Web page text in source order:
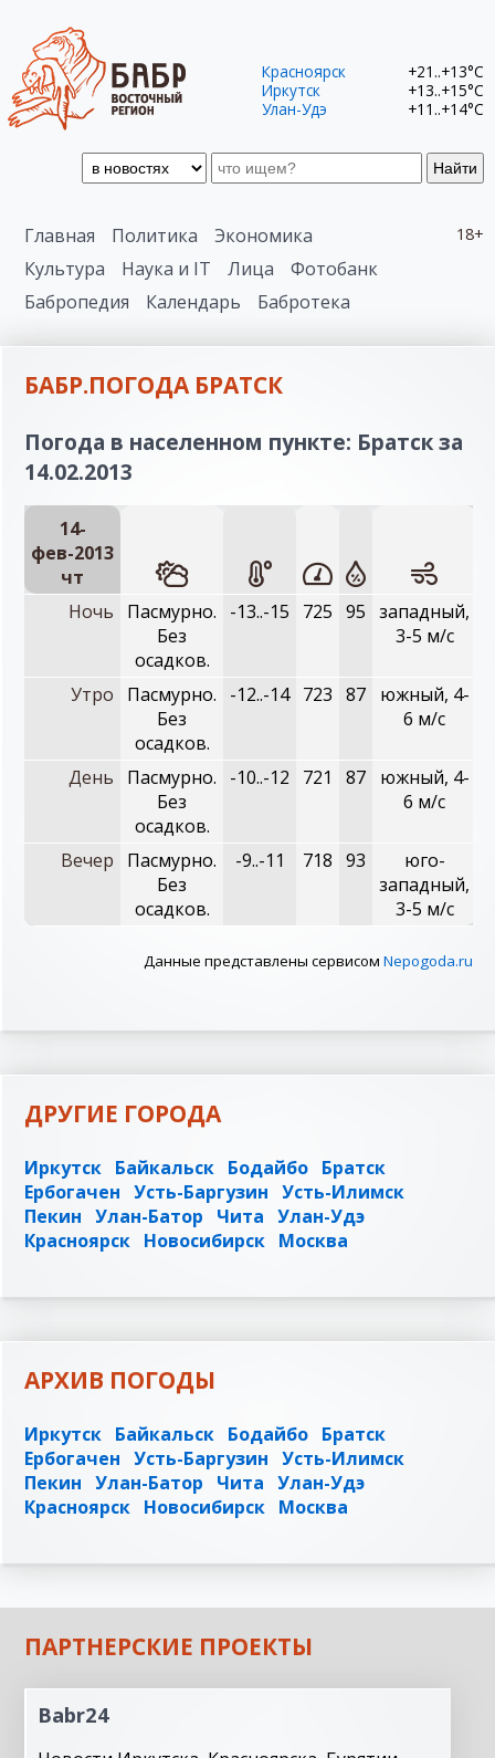
Найти
Красноярск
+21..+13°C
Иркутск
+13..+15°C
Улан-Удэ
+11..+14°C
18+
Главная Политика
Экономика
Культура
Наука и IT Лица
Фотобанк
Бабропедия
Календарь Бабротека
БАБР.ПОГОДА БРАТСК
Погода в населенном пункте: Братск за
14.02.2013
14-
фев-2013
чт
Ночь
Пасмурно.
Без
осадков.
-13..-15 725 95 западный,
3-5 м/с
Утро
Пасмурно.
Без
осадков.
-12..-14 723 87
южный, 4-
6 м/с
День
Пасмурно.
Без
осадков.
-10..-12 721 87
южный, 4-
6 м/с
Вечер
Пасмурно.
Без
осадков.
-9..-11 718 93
юго-
западный,
3-5 м/с
Данные представлены сервисом Nepogoda.ru
ДРУГИЕ ГОРОДА
Иркутск Байкальск Бодайбо Братск
Ербогачен Усть-Баргузин Усть-Илимск
Пекин Улан-Батор Чита Улан-Удэ
Красноярск Новосибирск Москва
АРХИВ ПОГОДЫ
Иркутск Байкальск Бодайбо Братск
Ербогачен Усть-Баргузин Усть-Илимск
Пекин Улан-Батор Чита Улан-Удэ
Красноярск Новосибирск Москва
ПАРТНЕРСКИЕ ПРОЕКТЫ
Babr24